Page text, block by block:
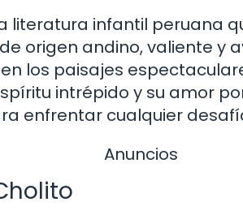
literatura infantil peruana
origen andino, valiente y
los paisajes
intrépido y su amor
enfrentar cualquier
Anuncios